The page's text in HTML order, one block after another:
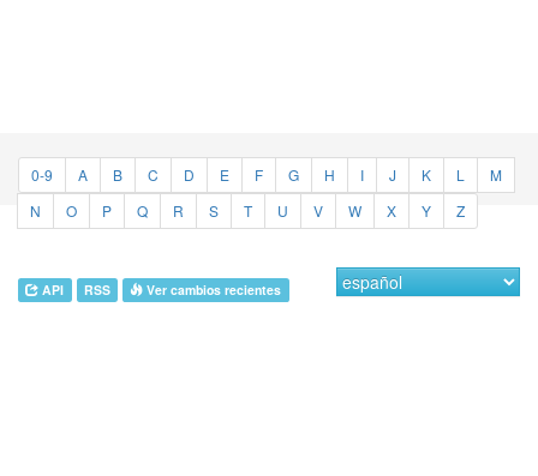
0-9 A B C D E F G H I J K L
M
N
O P Q R S T U V W X Y Z
API RSS Ver cambios recientes